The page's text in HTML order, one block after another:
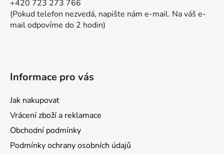
+420 723 273 766
(Pokud telefon nezvedá, napište nám e-mail. Na váš e-
mail odpovíme do 2 hodin)
Informace pro vás
Jak nakupovat
Vrácení zboží a reklamace
Obchodní podmínky
Podmínky ochrany osobních údajů